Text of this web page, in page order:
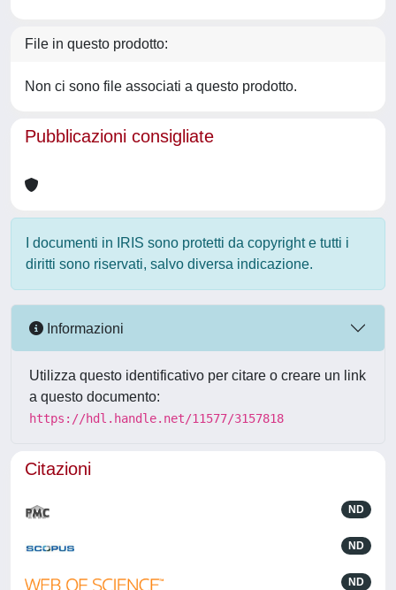
File in questo prodotto:
Non ci sono file associati a questo prodotto.
Pubblicazioni consigliate
I documenti in IRIS sono protetti da copyright e tutti i
diritti sono riservati, salvo diversa indicazione.
Informazioni
Utilizza questo identificativo per citare o creare un link
a questo documento:
https://hdl.handle.net/11577/3157818
Citazioni
ND
ND
ND